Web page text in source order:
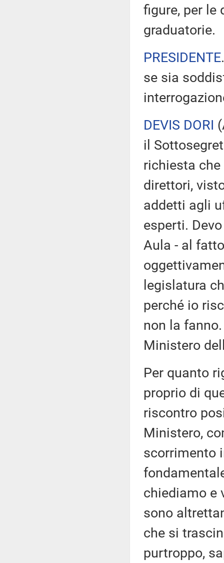
figure, per le
graduatorie.
PRESIDENTE
se sia
DEVIS DORI (
il
richiesta
direttori,
addetti agli
esperti.
Aula - al
legislatura
perché io
non la
Ministero
Per quanto
proprio di
riscontro
Ministero,
scorrimento
chiediamo e
sono
che si
purtroppo,